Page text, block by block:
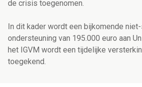
de crisis toegenomen.
In dit kader wordt een bijkomende
ondersteuning van 195.000 euro aan
het IGVM wordt een tijdelijke
toegekend.